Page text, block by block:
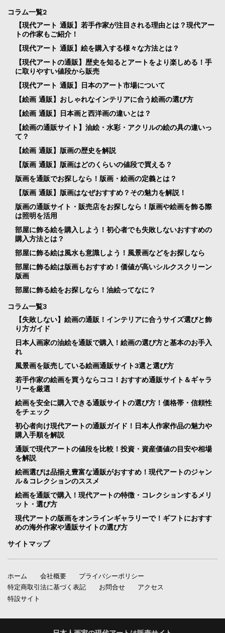
コラム一覧2
【現代アート 通販】若手作家が注目される理由とは？現代アー
トの作家もご紹介！
【現代アート 通販】絵を購入する様々な方法とは？
【現代アートの通販】歴史を知るとアートをより楽しめる！手
に取りやすい値段から販売
【現代アート 通販】日本のアート市場について
【絵画 通販】おしゃれなインテリアに合う絵画の選び方
【絵画 通販】日本画と西洋画の違いとは？
【絵画の通販サイト】油絵・水彩・アクリルの絵の具の違いっ
て？
【絵画 通販】版画の歴史を解説
【版画 通販】版画はどのくらいの値段で買える？
版画を通販でお探しなら！版画・絵画の定義とは？
【版画 通販】版画はなぜおすすめ？その魅力を解説！
版画の通販サイト・販売店をお探しなら！版画や絵画を飾る際
は照明を活用
部屋に飾る絵を購入しよう！初心者でも失敗しないおすすめの
購入方法とは？
部屋に飾る絵は風水も意識しよう！風景画などをお探しなら
部屋に飾る絵は版画もおすすめ！価値が高いシルクスクリーン
版画
部屋に飾る絵をお探しなら！油絵ってなに？
コラム一覧3
【失敗しない】絵画の通販！インテリアに合うサイズ選びと飾
り方ガイド
日本人画家の油絵を通販で購入！絵画の選び方と基本のお手入
れ
風景画を販売している絵画通販サイト3選と選び方
若手作家の絵画を買うならココ！おすすめ通販サイト＆ギャラ
リーを厳選
絵画を安全に購入できる通販サイトの選び方！価格帯・信頼性
をチェック
初心者向け現代アートの通販ガイド！日本人作家作品の魅力や
購入手順を解説
通販で現代アートの値段を比較！投資・資産価値の目安や相場
を解説
絵画選びは品揃え豊富な通販がおすすめ！現代アートのジャン
ル＆コレクションのススメ
絵画を通販で購入！現代アートの特徴・コレクションするメリ
ット・選び方
現代アートの版画をオンラインギャラリーで！ギフトにおすす
めの海外作家や通販サイトの選び方
サイトマップ
ホーム 会社概要
プライバシーポリシー
特定商取引法に基づく表記
お問合せ
アクセス
特設サイト